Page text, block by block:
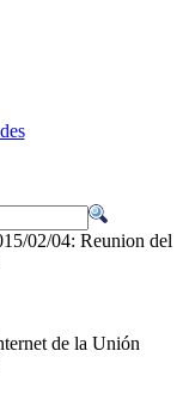
02/04: Reunion del
de la Unión